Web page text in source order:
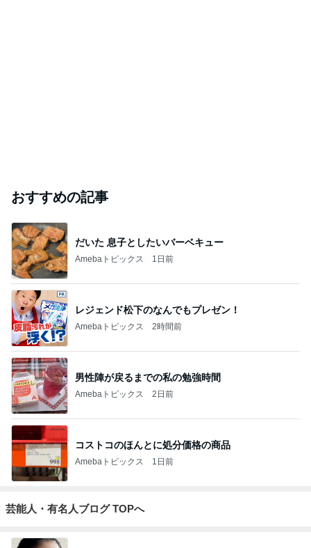
おすすめの記事
だいた 息子としたいバーベキュー
Amebaトピックス 1日前
レジェンド松下のなんでもプレゼン！
Amebaトピックス 2時間前
男性陣が戻るまでの私の勉強時間
Amebaトピックス 2日前
コストコのほんとに処分価格の商品
Amebaトピックス 1日前
芸能人・有名人ブログ TOPへ